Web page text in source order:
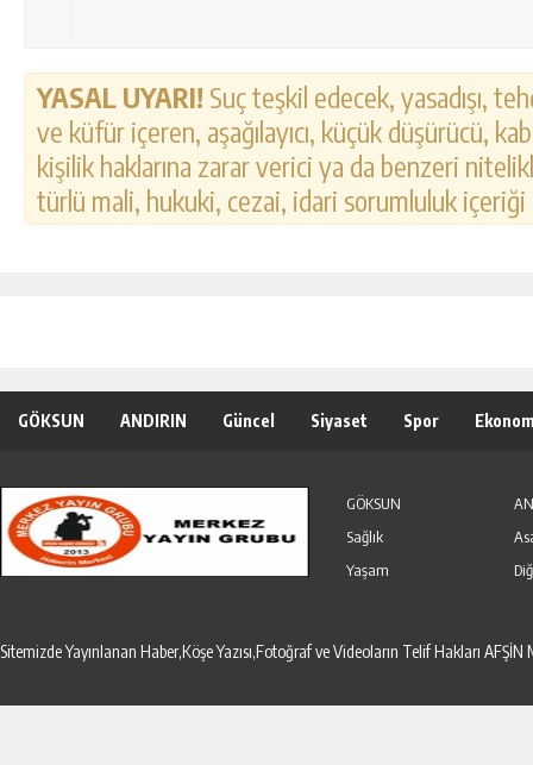
YASAL UYARI! Suç teşkil edecek, yasadışı,
ve küfür içeren, aşağılayıcı, küçük düşürücü,
kişilik haklarına zarar verici ya da benzeri
türlü mali, hukuki, cezai, idari sorumluluk
GÖKSUN ANDIRIN Güncel Siyaset Spor
GÖKSUN
Sağlık
Yaşam
Sitemizde Yayınlanan Haber,Köşe Yazısı,Fotoğraf ve Videoların Telif Hakları